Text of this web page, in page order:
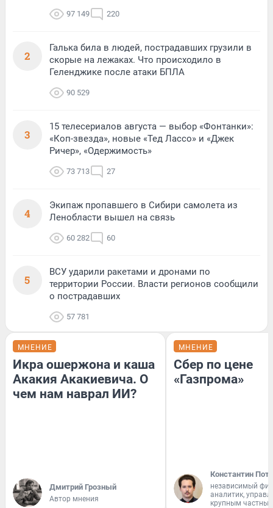
97 149 220
2
Галька била в людей, пострадавших грузили в
скорые на лежаках. Что происходило в
Геленджике после атаки БПЛА
90 529
3
15 телесериалов августа — выбор «Фонтанки»:
«Коп-звезда», новые «Тед Лассо» и «Джек
Ричер», «Одержимость»
73 713 27
4
Экипаж пропавшего в Сибири самолета из
Ленобласти вышел на связь
60 282 60
5
ВСУ ударили ракетами и дронами по
территории России. Власти регионов сообщили
о пострадавших
57 781
МНЕНИЕ
Икра ошержона и каша
Акакия Акакиевича. О
чем нам наврал ИИ?
Дмитрий Грозный
Автор мнения
МНЕНИЕ
Сбер по цене
«Газпрома»
Константин
независимый
аналитик,
крупным